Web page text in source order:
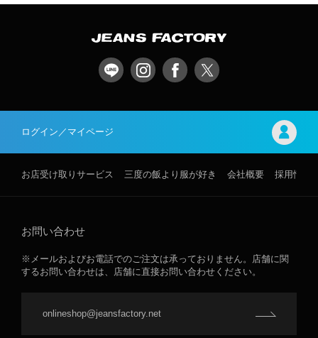
ログイン／マイページ
お店受け取りサービス 三度の飯より服が好き 会社概要 採用情報
お問い合わせ
※メールおよびお電話でのご注文は承っておりません。店舗に関
するお問い合わせは、店舗に直接お問い合わせください。
onlineshop@jeansfactory.net